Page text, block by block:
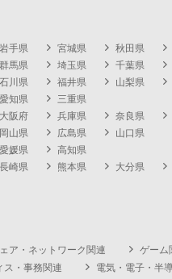
岩手県 宮城県 秋田県
群馬県 埼玉県 千葉県
石川県 福井県 山梨県
愛知県
三重県
大阪府 兵庫県 奈良県
岡山県 広島県
山口県
愛媛県
高知県
長崎県 熊本県 大分県
ア・ネットワーク関連 ゲーム
ス・事務関連
電気・電子・半